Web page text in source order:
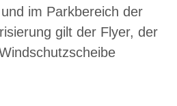
im Parkbereich der
gilt der Flyer, der